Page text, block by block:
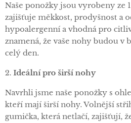
Naše ponožky jsou vyrobeny ze
zajišťuje měkkost, prodyšnost a
hypoalergenní a vhodná pro
znamená, že vaše nohy budou v
celý den.
2. Ideální pro širší nohy
Navrhli jsme naše ponožky s
kteří mají širší nohy. Volnější
gumička, která netlačí, zajišťují,